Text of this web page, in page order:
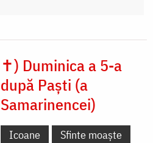
✝) Duminica a 5-a
după Paști (a
Samarinencei)
Icoane
Sfinte moaște